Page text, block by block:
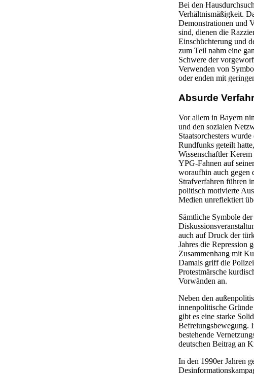
Bei den
Verhältnismäßigkeit.
Demonstrationen und
sind, dienen die
Einschüchterung und
zum Teil nahm eine
Schwere der
Verwenden von
oder enden mit
Absurde
Vor allem in Bayern
und den sozialen
Staatsorchesters
Rundfunks geteilt
Wissenschaftler
YPG-Fahnen auf
woraufhin auch gegen
Strafverfahren führen
politisch motivierte
Medien unreflektiert
Sämtliche Symbole
auch auf Druck der
Jahres die Repression
Zusammenhang mit
Damals griff die
Protestmärsche
Vorwänden an.
Neben den
innenpolitische
gibt es eine starke
Befreiungsbewegung.
bestehende
deutschen Beitrag an
In den 1990er Jahren